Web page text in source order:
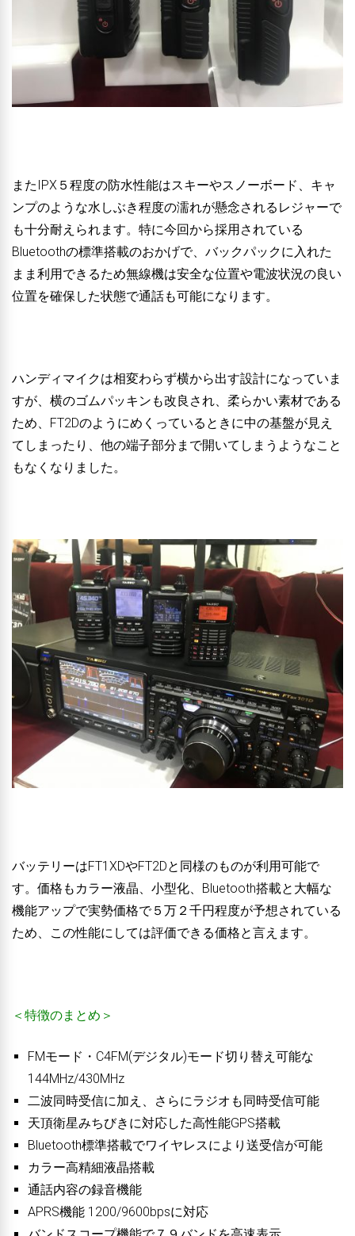
またIPX５程度の防水性能はスキーやスノーボード、キャ
ンプのような水しぶき程度の濡れが懸念されるレジャーで
も十分耐えられます。特に今回から採用されている
Bluetoothの標準搭載のおかげで、バックパックに入れた
まま利用できるため無線機は安全な位置や電波状況の良い
位置を確保した状態で通話も可能になります。
ハンディマイクは相変わらず横から出す設計になっていま
すが、横のゴムパッキンも改良され、柔らかい素材である
ため、FT2Dのようにめくっているときに中の基盤が見え
てしまったり、他の端子部分まで開いてしまうようなこと
もなくなりました。
バッテリーはFT1XDやFT2Dと同様のものが利用可能で
す。価格もカラー液晶、小型化、Bluetooth搭載と大幅な
機能アップで実勢価格で５万２千円程度が予想されている
ため、この性能にしては評価できる価格と言えます。
＜特徴のまとめ＞
FMモード・C4FM(デジタル)モード切り替え可能な
144MHz/430MHz
二波同時受信に加え、さらにラジオも同時受信可能
天頂衛星みちびきに対応した高性能GPS搭載
Bluetooth標準搭載でワイヤレスにより送受信が可能
カラー高精細液晶搭載
通話内容の録音機能
APRS機能 1200/9600bpsに対応